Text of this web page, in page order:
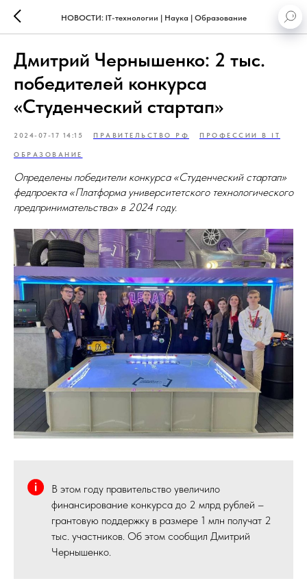
НОВОСТИ: IT-технологии | Наука | Образование
Дмитрий Чернышенко: 2 тыс.
победителей конкурса
«Студенческий стартап»
2024-07-17 14:15 ПРАВИТЕЛЬСТВО РФ ПРОФЕССИИ В IT
ОБРАЗОВАНИЕ
Определены победители конкурса «Студенческий стартап»
федпроекта «Платформа университетского технологического
предпринимательства» в 2024 году.
В этом году правительство увеличило
финансирование конкурса до 2 млрд рублей –
грантовую поддержку в размере 1 млн получат 2
тыс. участников. Об этом сообщил Дмитрий
Чернышенко.